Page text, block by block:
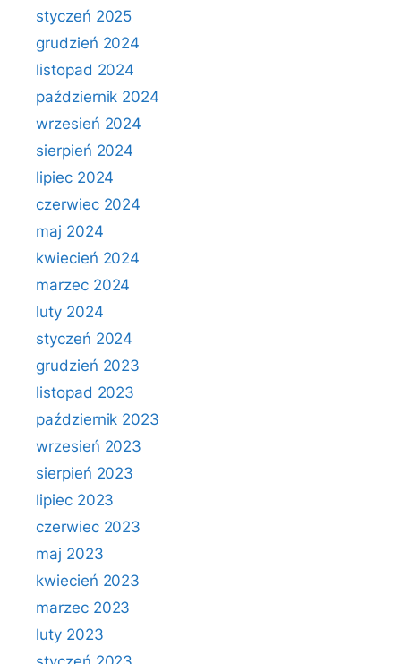
styczeń 2025
grudzień 2024
listopad 2024
październik 2024
wrzesień 2024
sierpień 2024
lipiec 2024
czerwiec 2024
maj 2024
kwiecień 2024
marzec 2024
luty 2024
styczeń 2024
grudzień 2023
listopad 2023
październik 2023
wrzesień 2023
sierpień 2023
lipiec 2023
czerwiec 2023
maj 2023
kwiecień 2023
marzec 2023
luty 2023